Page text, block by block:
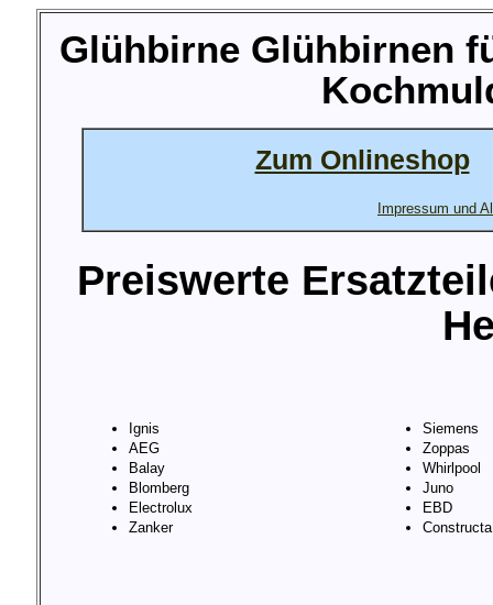
Glühbirne Glühbirnen
Zum Onlineshop
Impressum und
Preiswerte
Ignis
AEG
Balay
Blomberg
Electrolux
Zanker
Siemens
Zoppas
Whirlpool
Juno
EBD
Constructa